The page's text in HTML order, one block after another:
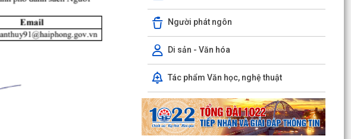
Người phát ngôn
Di sản - Văn hóa
Tác phẩm Văn học, nghệ thuật
Kiến tạo “Thế” quốc gia: Bước chuyển của tư duy
đối ngoại Việt Nam trong kỷ nguyên mới
PHÁT HUY GIÁ TRỊ CÁC DI TÍCH VĂN HÓA
TRONG KỶ NGUYÊN MỚI Ở PHƯỜNG TRẦN
NHÂN TÔNG, THÀNH PHỐ HẢI...
Phường Trần Nhân Tông tham dự hội nghị trực
tuyến báo cáo viên thành phố tháng 7/2026
Lãnh đạo phường kiểm tra các trạm bơm, hồ